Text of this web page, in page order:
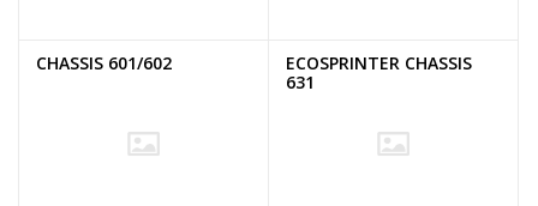
CHASSIS 601/602
ECOSPRINTER CHASSIS
631